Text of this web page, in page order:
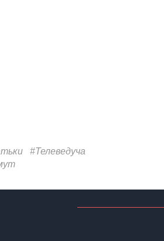
#Телеведуча